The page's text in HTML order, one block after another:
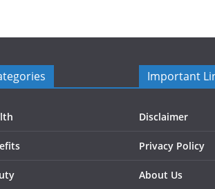
Important
Disclaimer
Privacy Policy
About Us